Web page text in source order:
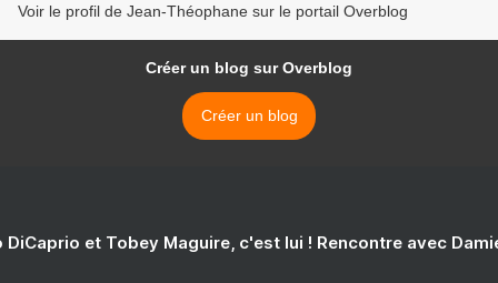
Voir le profil de Jean-Théophane sur le portail Overblog
Créer un blog sur Overblog
Créer un blog
DiCaprio et Tobey Maguire, c'est lui ! Rencontre avec